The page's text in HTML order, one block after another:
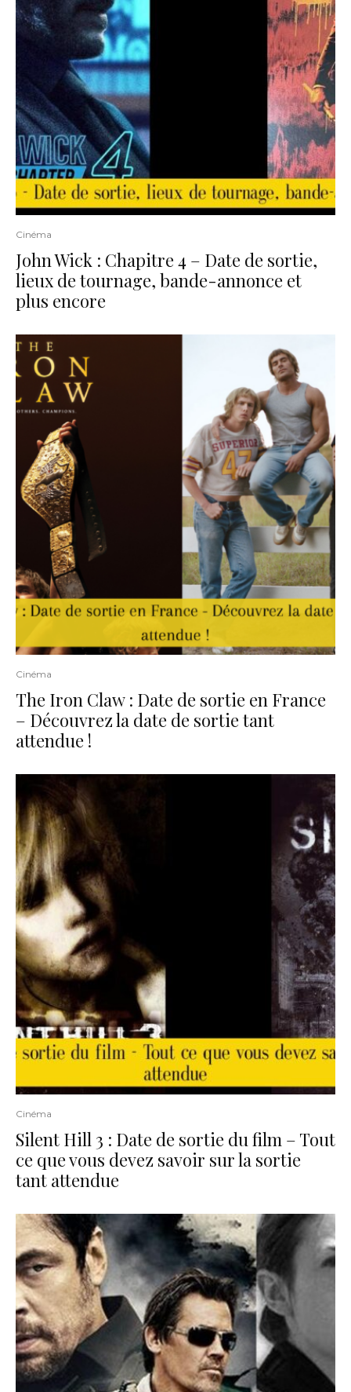
Cinéma
John Wick : Chapitre 4 – Date de sortie,
lieux de tournage, bande-annonce et
plus encore
Cinéma
The Iron Claw : Date de sortie en France
– Découvrez la date de sortie tant
attendue !
Cinéma
Silent Hill 3 : Date de sortie du film – Tout
ce que vous devez savoir sur la sortie
tant attendue